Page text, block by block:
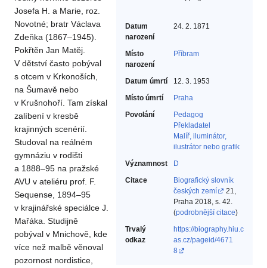
Datum
narození
24. 2. 1871
Místo
narození
Příbram
Datum úmrtí
12. 3. 1953
Místo úmrtí
Praha
Povolání
Pedagog‎
Překladatel‎
Malíř, iluminátor,
ilustrátor nebo grafik‎
Významnost
D
Citace
Biografický slovník
českých zemí
21,
Praha 2018, s. 42.
(podrobnější citace)
Trvalý
odkaz
https://biography.hiu.c
as.cz/pageid/4671
8
Josefa H. a Marie, roz.
Novotné; bratr Václava
Zdeňka (1867–1945).
Pokřtěn Jan Matěj.
V dětství často pobýval
s otcem v Krkonoších,
na Šumavě nebo
v Krušnohoří. Tam získal
zalíbení v kresbě
krajinných scenérií.
Studoval na reálném
gymnáziu v rodišti
a 1888–95 na pražské
AVU v ateliéru prof. F.
Sequense, 1894–95
v krajinářské speciálce J.
Mařáka. Studijně
pobýval v Mnichově, kde
více než malbě věnoval
pozornost nordistice,